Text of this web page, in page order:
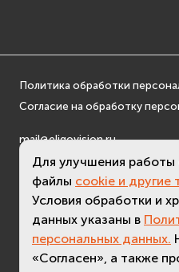
Политика обработки
Согласие на обработку
mail@eligovision.ru
+7 (495) 740 08 16
© ООО "ЭлигоВижн", 2005-
Для улучшения
файлы cookie и другие
Условия обработки и
данных указаны в
персональных данных.
«Согласен», а также